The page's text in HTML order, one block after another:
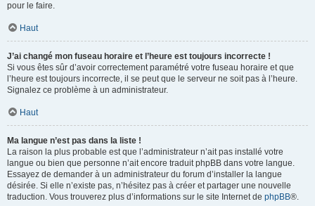
pour le faire.
Haut
J’ai changé mon fuseau horaire et l’heure est toujours incorrecte !
Si vous êtes sûr d’avoir correctement paramétré votre fuseau horaire et que
l’heure est toujours incorrecte, il se peut que le serveur ne soit pas à l’heure.
Signalez ce problème à un administrateur.
Haut
Ma langue n’est pas dans la liste !
La raison la plus probable est que l’administrateur n’ait pas installé votre
langue ou bien que personne n’ait encore traduit phpBB dans votre langue.
Essayez de demander à un administrateur du forum d’installer la langue
désirée. Si elle n’existe pas, n’hésitez pas à créer et partager une nouvelle
traduction. Vous trouverez plus d’informations sur le site Internet de phpBB®.